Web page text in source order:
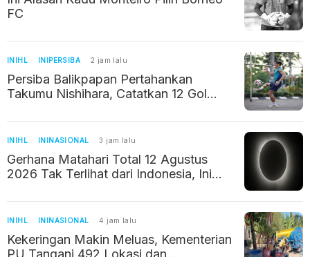
FC
INIHL INIPERSIBA 2 jam lalu
Persiba Balikpapan Pertahankan
Takumu Nishihara, Catatkan 12 Gol
INIHL ININASIONAL 3 jam lalu
Gerhana Matahari Total 12 Agustus
2026 Tak Terlihat dari Indonesia, Ini
INIHL ININASIONAL 4 jam lalu
Kekeringan Makin Meluas, Kementerian